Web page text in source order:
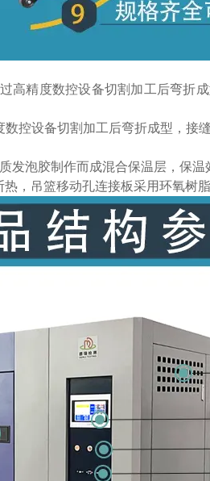
高精度数控设备切割加工后弯折
控设备切割加工后弯折成型，接
发泡胶制作而成混合保温层，保温
，吊篮移动孔连接板采用环氧树脂